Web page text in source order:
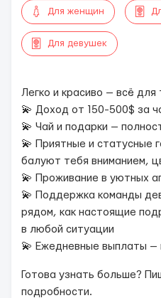
Для женщин
Для девушек
Легко и красиво — всё для
💫 Доход от 150-500$ за
💫 Чай и подарки —
💫 Приятные и статусные
балуют тебя вниманием,
💫 Проживание в уютных
💫 Поддержка команды
рядом, как настоящие
в любой ситуации
💫 Ежедневные выплаты —
Готова узнать больше?
подробности.